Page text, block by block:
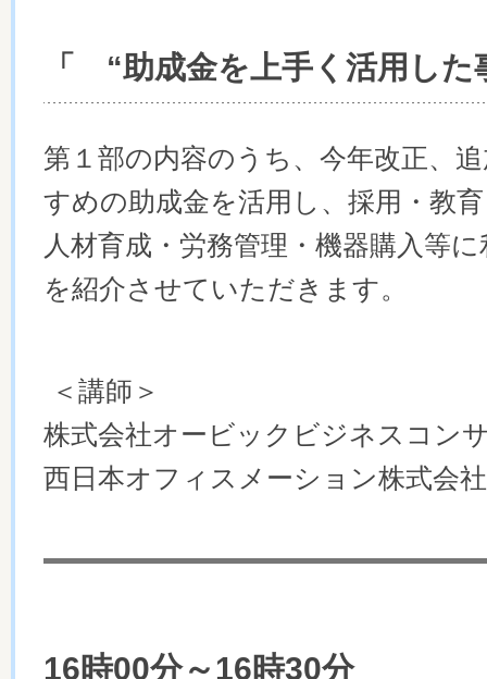
「 “助成金を上手く活用し
第１部の内容のうち、今年改正、
すめの助成金を活用し、採用・教
人材育成・労務管理・機器購入等
を紹介させていただきます。
＜講師＞
株式会社オービックビジネスコン
西日本オフィスメーション株式会社
16時00分～16時30分